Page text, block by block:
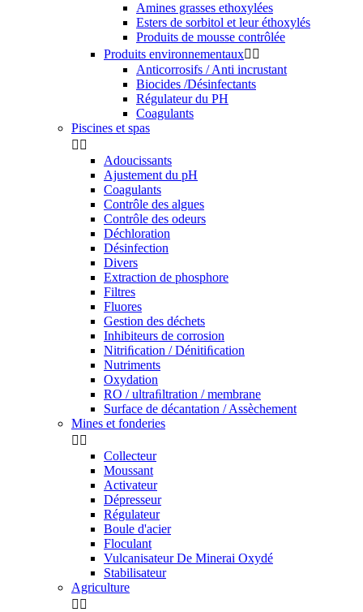
Amines grasses ethoxylées
Esters de sorbitol et leur éthoxylés
Produits de mousse contrôlée
Produits environnementaux 
Anticorrosifs / Anti incrustant
Biocides /Désinfectants
Régulateur du PH
Coagulants
Piscines et spas
 
Adoucissants
Ajustement du pH
Coagulants
Contrôle des algues
Contrôle des odeurs
Déchloration
Désinfection
Divers
Extraction de phosphore
Filtres
Fluores
Gestion des déchets
Inhibiteurs de corrosion
Nitriﬁcation / Dénitiﬁcation
Nutriments
Oxydation
RO / ultraﬁltration / membrane
Surface de décantation / Assèchement
Mines et fonderies
 
Collecteur
Moussant
Activateur
Dépresseur
Régulateur
Boule d'acier
Floculant
Vulcanisateur De Minerai Oxydé
Stabilisateur
Agriculture
 